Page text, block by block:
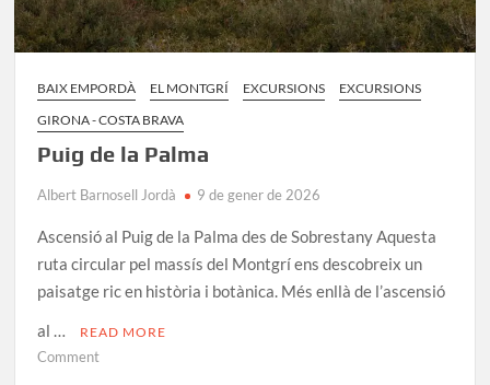
BAIX EMPORDÀ EL MONTGRÍ EXCURSIONS
EXCURSIONS
GIRONA - COSTA BRAVA
Puig de la Palma
Albert Barnosell Jordà 9 de gener de 2026
Ascensió al Puig de la Palma des de Sobrestany Aquesta
ruta circular pel massís del Montgrí ens descobreix un
paisatge ric en història i botànica. Més enllà de l’ascensió
al …
READ MORE
Commenton